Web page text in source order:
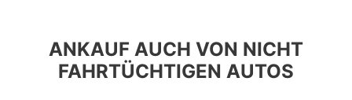
ANKAUF AUCH VON NICHT
FAHRTÜCHTIGEN AUTOS